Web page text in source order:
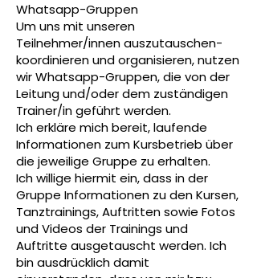
Whatsapp-Gruppen
Um uns mit unseren
Teilnehmer/innen auszutauschen-
koordinieren und organisieren, nutzen
wir Whatsapp-Gruppen, die von der
Leitung und/oder dem zuständigen
Trainer/in geführt werden.
Ich erkläre mich bereit, laufende
Informationen zum Kursbetrieb über
die jeweilige Gruppe zu erhalten.
Ich willige hiermit ein, dass in der
Gruppe Informationen zu den Kursen,
Tanztrainings, Auftritten sowie Fotos
und Videos der Trainings und
Auftritte ausgetauscht werden. Ich
bin ausdrücklich damit